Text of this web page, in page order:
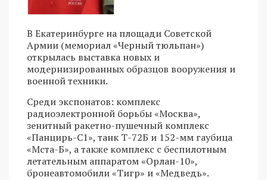
В Екатеринбурге на площади Советской
Армии (мемориал «Черный тюльпан»)
открылась выставка новых и
модернизированных образцов вооружения и
военной техники.
Среди экспонатов: комплекс
радиоэлектронной борьбы «Москва»,
зенитный ракетно-пушечный комплекс
«Панцирь-С1», танк Т-72Б и 152-мм гаубица
«Мста-Б», а также комплекс с беспилотным
летательным аппаратом «Орлан-10»,
бронеавтомобили «Тигр» и «Медведь».